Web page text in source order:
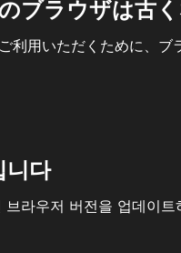
ブラウザは古
用いただくために、ブ
니다
라우저 버전을 업데이트